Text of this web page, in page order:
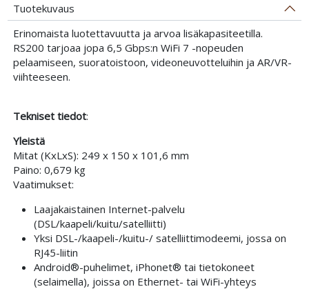
Tuotekuvaus
Erinomaista luotettavuutta ja arvoa lisäkapasiteetilla.
RS200 tarjoaa jopa 6,5 Gbps:n WiFi 7 -nopeuden
pelaamiseen, suoratoistoon, videoneuvotteluihin ja AR/VR-
viihteeseen.
Tekniset tiedot:
Yleistä
Mitat (KxLxS): 249 x 150 x 101,6 mm
Paino: 0,679 kg
Vaatimukset:
Laajakaistainen Internet-palvelu
(DSL/kaapeli/kuitu/satelliitti)
Yksi DSL-/kaapeli-/kuitu-/ satelliittimodeemi, jossa on
RJ45-liitin
Android®-puhelimet, iPhonet® tai tietokoneet
(selaimella), joissa on Ethernet- tai WiFi-yhteys